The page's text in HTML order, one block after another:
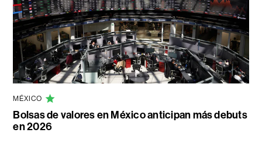
MÉXICO
Bolsas de valores en México anticipan más debuts
en 2026